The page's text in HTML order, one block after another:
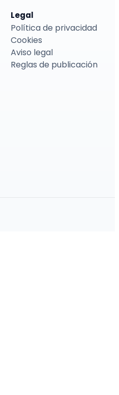
Legal
Política de privacidad
Cookies
Aviso legal
Reglas de publicación